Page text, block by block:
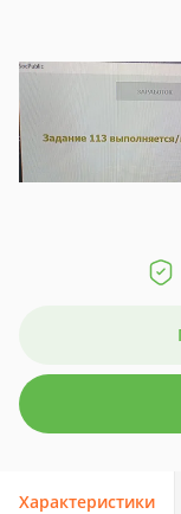
Характеристики